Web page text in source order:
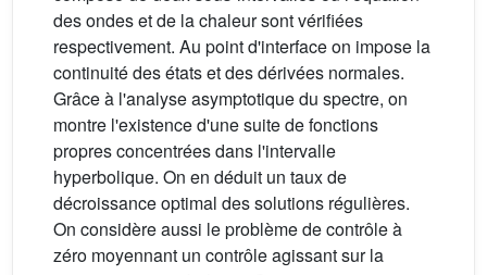
des ondes et de la chaleur sont vérifiées
respectivement. Au point d'interface on impose la
continuité des états et des dérivées normales.
Grâce à l'analyse asymptotique du spectre, on
montre l'existence d'une suite de fonctions
propres concentrées dans l'intervalle
hyperbolique. On en déduit un taux de
décroissance optimal des solutions régulières.
On considère aussi le problème de contrôle à
zéro moyennant un contrôle agissant sur la